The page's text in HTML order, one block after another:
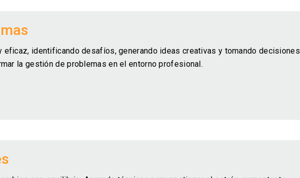
eficaz, identificando desafíos, generando ideas creativas y tomando decisiones
la gestión de problemas en el entorno profesional.